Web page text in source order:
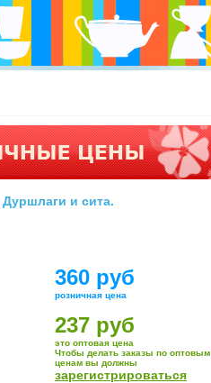
Дуршлаги и сита.
360 руб
розничная цена
237 руб
это оптовая цена
Чтобы делать заказы по оптовым
ценам вы должны
зарегистрироваться